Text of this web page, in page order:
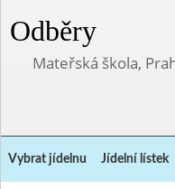
Odběry
Mateřská škola,
Vybrat jídelnu Jídelní lístek